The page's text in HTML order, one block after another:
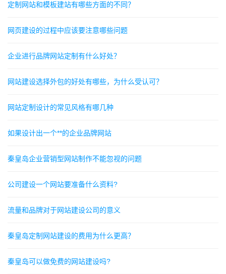
定制网站和模板建站有哪些方面的不同？
网页建设的过程中应该要注意哪些问题
企业进行品牌网站定制有什么好处？
网站建设选择外包的好处有哪些，为什么受认可？
网站定制设计的常见风格有哪几种
如果设计出一个**的企业品牌网站
秦皇岛企业营销型网站制作不能忽视的问题
公司建设一个网站要准备什么资料?
流量和品牌对于网站建设公司的意义
秦皇岛定制网站建设的费用为什么更高？
秦皇岛可以做免费的网站建设吗?